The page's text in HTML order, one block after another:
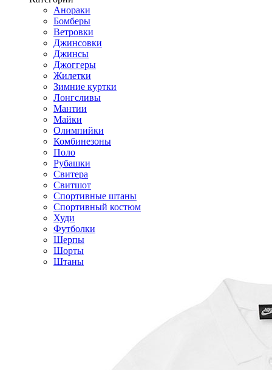
Анораки
Бомберы
Ветровки
Джинсовки
Джинсы
Джоггеры
Жилетки
Зимние куртки
Лонгсливы
Мантии
Майки
Олимпийки
Комбинезоны
Поло
Рубашки
Свитера
Свитшот
Спортивные штаны
Спортивный костюм
Худи
Футболки
Шерпы
Шорты
Штаны